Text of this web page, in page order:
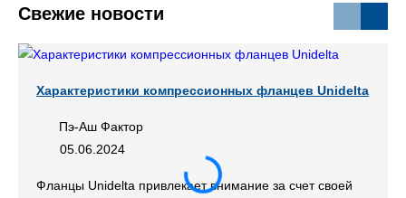
Свежие новости
Характеристики компрессионных фланцев Unidelta
Пэ-Аш Фактор
05.06.2024
Фланцы Unidelta привлекает внимание за счет своей